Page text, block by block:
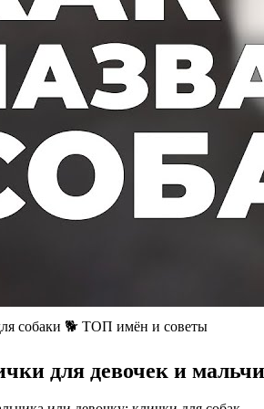
собаки 🐕 ТОП имён и советы
для девочек и